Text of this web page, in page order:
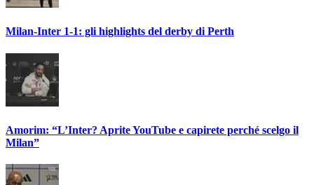
Milan-Inter 1-1: gli highlights del derby di Perth
Amorim: “L’Inter? Aprite YouTube e capirete perché scelgo il
Milan”